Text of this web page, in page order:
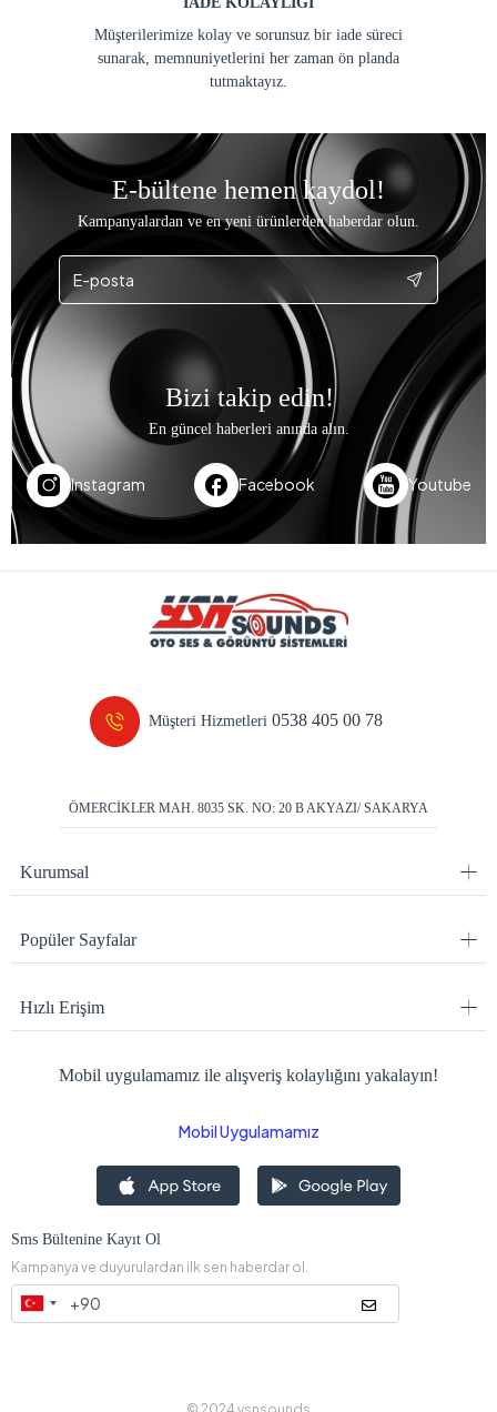
Müşterilerimize kolay ve sorunsuz bir iade süreci
sunarak, memnuniyetlerini her zaman ön planda
tutmaktayız.
E-bültene hemen kaydol!
Kampanyalardan ve en yeni ürünlerden haberdar olun.
Bizi takip edin!
En güncel haberleri anında alın.
Instagram Facebook Youtube
Müşteri Hizmetleri0538 405 00 78
ÖMERCİKLER MAH. 8035 SK. NO: 20 B AKYAZI/ SAKARYA
Kurumsal
Popüler Sayfalar
Hızlı Erişim
Mobil uygulamamız ile alışveriş kolaylığını yakalayın!
Mobil Uygulamamız
Sms Bültenine Kayıt Ol
Kampanya ve duyurulardan ilk sen haberdar ol.